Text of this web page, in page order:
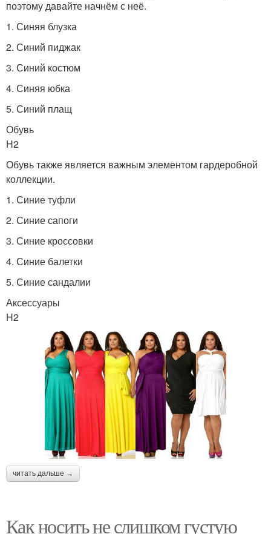
поэтому давайте начнём с неё.
1. Синяя блузка
2. Синий пиджак
3. Синий костюм
4. Синяя юбка
5. Синий плащ
Обувь
H2
Обувь также является важным элементом гардеробной
коллекции.
1. Синие туфли
2. Синие сапоги
3. Синие кроссовки
4. Синие балетки
5. Синие сандалии
Аксессуары
H2
читать дальше →
Как носить не слишком густую